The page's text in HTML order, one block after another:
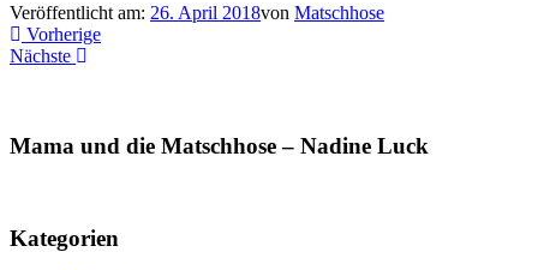
Veröffentlicht am: 26. April 2018von Matschhose
Vorherige
Nächste
Mama und die Matschhose – Nadine Luck
Kategorien